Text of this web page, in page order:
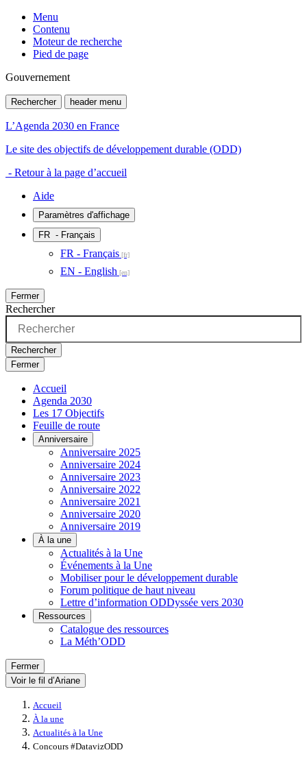
Menu
Contenu
Moteur de recherche
Pied de page
Gouvernement
Rechercher header menu
L’Agenda 2030 en France
Le site des objectifs de développement durable (ODD)
- Retour à la page d’accueil
Aide
Paramètres d'affichage
FR - Français
FR - Français
EN - English
Fermer
Rechercher
Rechercher
Fermer
Accueil
Agenda 2030
Les 17 Objectifs
Feuille de route
Anniversaire
Anniversaire 2025
Anniversaire 2024
Anniversaire 2023
Anniversaire 2022
Anniversaire 2021
Anniversaire 2020
Anniversaire 2019
À la une
Actualités à la Une
Événements à la Une
Mobiliser pour le développement durable
Forum politique de haut niveau
Lettre d’information ODDyssée vers 2030
Ressources
Catalogue des ressources
La Méth’ODD
Fermer
Voir le fil d’Ariane
Accueil
À la une
Actualités à la Une
Concours #DatavizODD